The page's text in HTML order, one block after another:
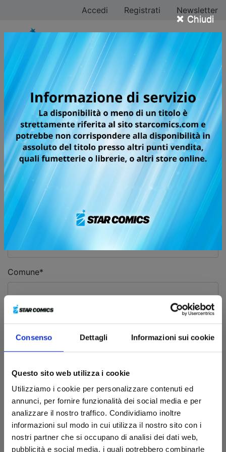
Consenso Dettagli Informazioni sui cookie
Questo sito web utilizza i cookie
Utilizziamo i cookie per personalizzare contenuti ed
annunci, per fornire funzionalità dei social media e per
analizzare il nostro traffico. Condividiamo inoltre
informazioni sul modo in cui utilizza il nostro sito con i
nostri partner che si occupano di analisi dei dati web,
pubblicità e social media, i quali potrebbero combinarle
× Chiudi
Accedi Registrati Newsletter
Iscriviti alla
newsletter
Indirizzo Email*
Cognome*
Nome*
Comune*
Provincia*
Qual'è il tuo fumetto preferito?
Quale categoria di fumetti preferisci